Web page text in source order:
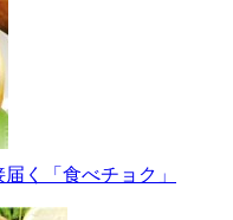
く「食べチョク」